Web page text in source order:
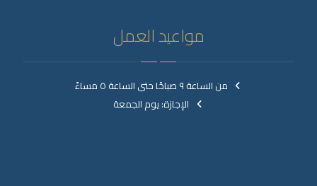
مواعيد العمل
من الساعة ٩ صباحًا حتى الساعة ٥ مساءً
الإجازة: يوم الجمعة